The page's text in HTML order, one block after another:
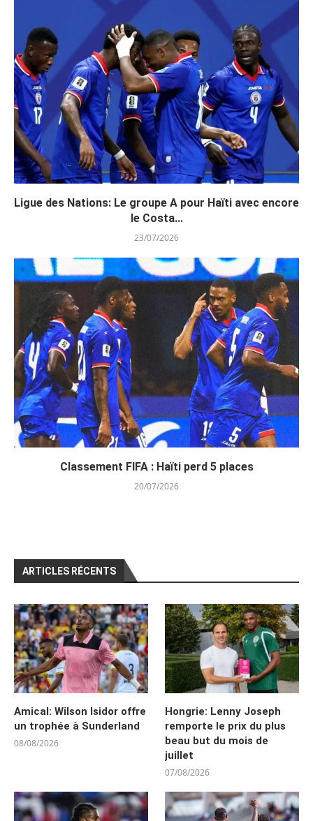
Ligue des Nations: Le groupe A pour Haïti avec encore
le Costa...
23/07/2026
Classement FIFA : Haïti perd 5 places
20/07/2026
ARTICLES RÉCENTS
Amical: Wilson Isidor offre
un trophée à Sunderland
08/08/2026
Hongrie: Lenny Joseph
remporte le prix du plus
beau but du mois de
juillet
07/08/2026